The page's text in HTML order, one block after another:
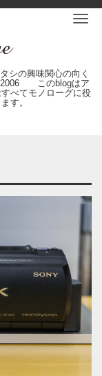
シの興味関心の向く
2006 このblogはア
べてモノローグに役
す。